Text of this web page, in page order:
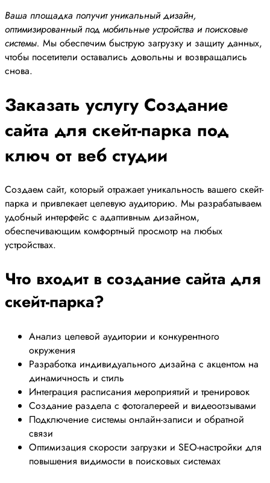
Ваша площадка получит уникальный дизайн,
оптимизированный под мобильные устройства и поисковые
системы. Мы обеспечим быструю загрузку и защиту данных,
чтобы посетители оставались довольны и возвращались
снова.
Заказать услугу Создание
сайта для скейт-парка под
ключ от веб студии
Создаем сайт, который отражает уникальность вашего скейт-
парка и привлекает целевую аудиторию. Мы разрабатываем
удобный интерфейс с адаптивным дизайном,
обеспечивающим комфортный просмотр на любых
устройствах.
Что входит в создание сайта для
скейт-парка?
Анализ целевой аудитории и конкурентного
окружения
Разработка индивидуального дизайна с акцентом на
динамичность и стиль
Интеграция расписания мероприятий и тренировок
Создание раздела с фотогалереей и видеоотзывами
Подключение системы онлайн-записи и обратной
связи
Оптимизация скорости загрузки и SEO-настройки для
повышения видимости в поисковых системах